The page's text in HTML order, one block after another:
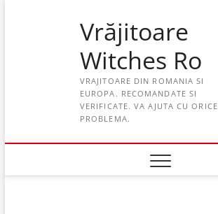
Vrăjitoare
Witches Ro
VRAJITOARE DIN ROMANIA SI
EUROPA. RECOMANDATE SI
VERIFICATE. VA AJUTA CU ORICE
PROBLEMA.